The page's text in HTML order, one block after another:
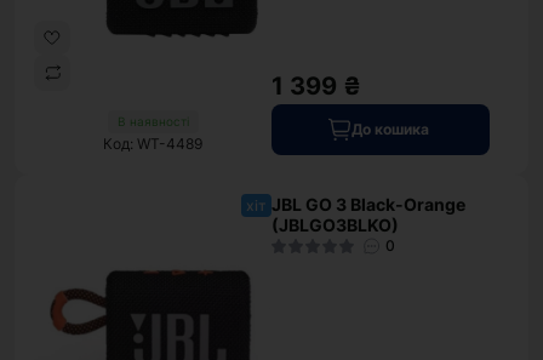
В наявності
Код: WT-4489
1 399 ₴
До кошика
хіт JBL GO 3 Black-Orange
(JBLGO3BLKO)
0